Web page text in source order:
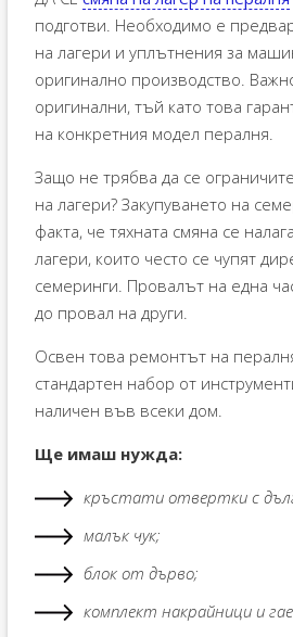
подготви. Необходимо е
на лагери и уплътнения за
оригинално производство.
оригинални, тъй като това
на конкретния модел пералня.
Защо не трябва да се
на лагери? Закупуването на
факта, че тяхната смяна се
лагери, които често се чупят
семеринги. Провалът на една
до провал на други.
Освен това ремонтът на
стандартен набор от
наличен във всеки дом.
Ще имаш нужда:
кръстати отвертки с
малък чук;
блок от дърво;
комплект накрайници и